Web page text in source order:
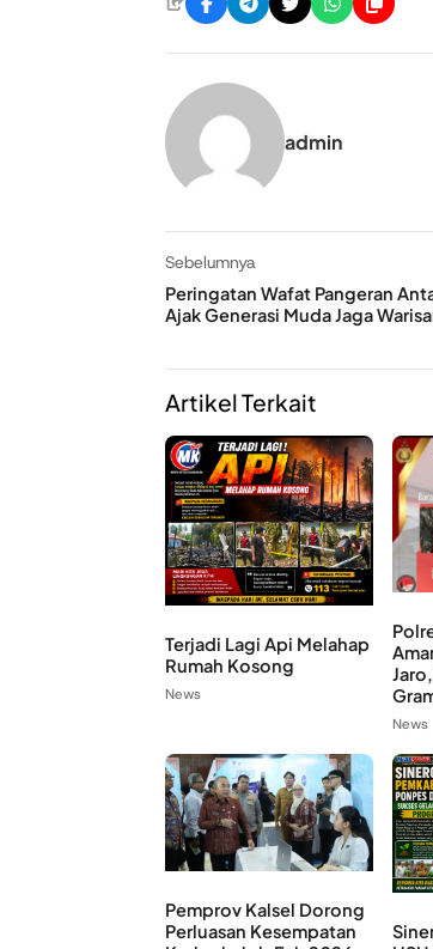
admin
Sebelumnya
Peringatan Wafat Pangeran
Ajak Generasi Muda Jaga
Artikel Terkait
Terjadi Lagi Api Melahap
Rumah Kosong
News
News
Pemprov Kalsel Dorong
Perluasan Kesempatan